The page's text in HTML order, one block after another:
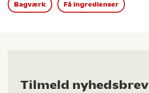
Bagværk Få ingredienser
Tilmeld nyhedsbrev